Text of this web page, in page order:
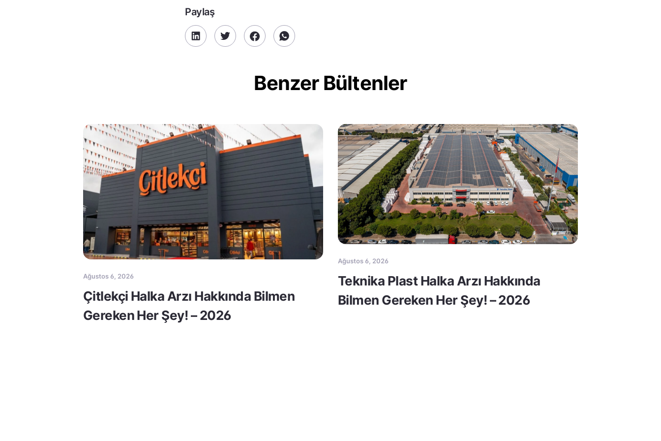
Paylaş
Benzer Bültenler
Ağustos 6, 2026
Çitlekçi Halka Arzı Hakkında Bilmen
Gereken Her Şey! – 2026
Ağustos 6, 2026
Teknika Plast Halka Arzı Hakkında
Bilmen Gereken Her Şey! – 2026